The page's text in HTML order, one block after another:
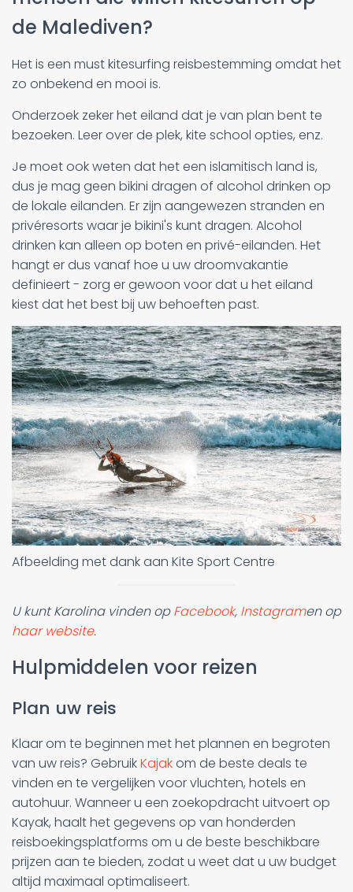
de Malediven?
Het is een must kitesurfing reisbestemming omdat het
zo onbekend en mooi is.
Onderzoek zeker het eiland dat je van plan bent te
bezoeken. Leer over de plek, kite school opties, enz.
Je moet ook weten dat het een islamitisch land is,
dus je mag geen bikini dragen of alcohol drinken op
de lokale eilanden. Er zijn aangewezen stranden en
privéresorts waar je bikini's kunt dragen. Alcohol
drinken kan alleen op boten en privé-eilanden. Het
hangt er dus vanaf hoe u uw droomvakantie
definieert - zorg er gewoon voor dat u het eiland
kiest dat het best bij uw behoeften past.
Afbeelding met dank aan Kite Sport Centre
U kunt Karolina vinden opFacebook, Instagramen op
haar website.
Hulpmiddelen voor reizen
Plan uw reis
Klaar om te beginnen met het plannen en begroten
van uw reis? GebruikKajakom de beste deals te
vinden en te vergelijken voor vluchten, hotels en
autohuur. Wanneer u een zoekopdracht uitvoert op
Kayak, haalt het gegevens op van honderden
reisboekingsplatforms om u de beste beschikbare
prijzen aan te bieden, zodat u weet dat u uw budget
altijd maximaal optimaliseert.